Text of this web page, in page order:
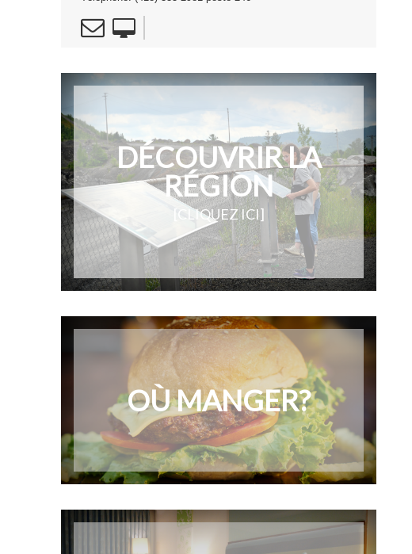
DÉCOUVRIR LA
RÉGION
[CLIQUEZ ICI]
OÙ MANGER?